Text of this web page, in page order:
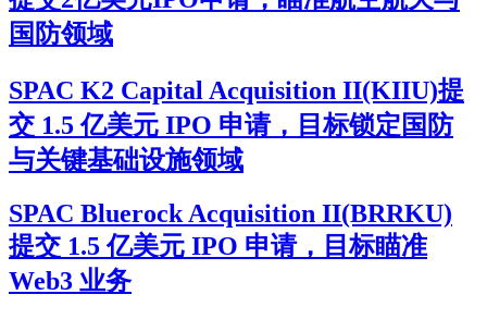
国防领域
SPAC K2 Capital Acquisition II(KIIU)提
交 1.5 亿美元 IPO 申请，目标锁定国防
与关键基础设施领域
SPAC Bluerock Acquisition II(BRRKU)
提交 1.5 亿美元 IPO 申请，目标瞄准
Web3 业务